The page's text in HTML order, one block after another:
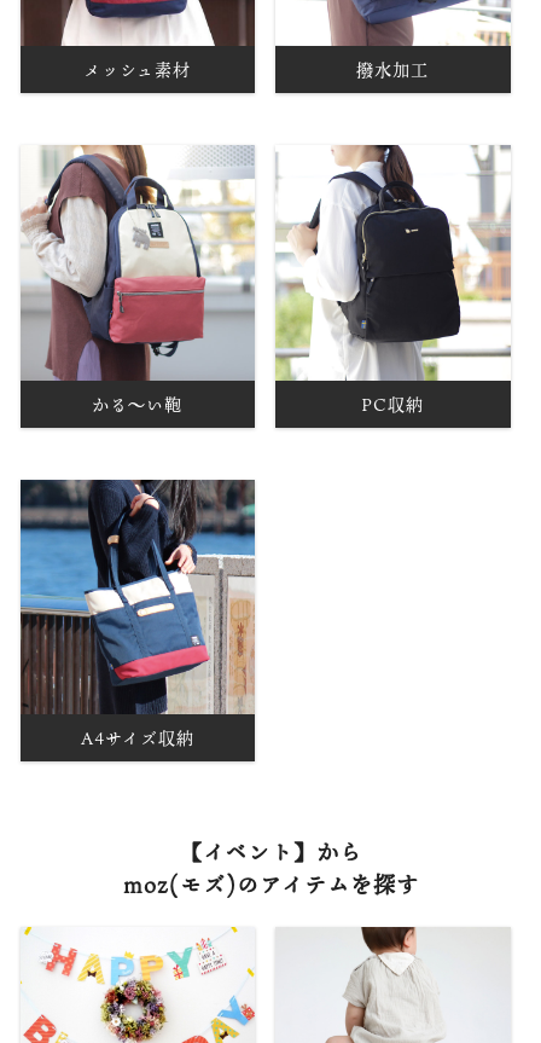
メッシュ素材 撥水加工
かる～い鞄 PC収納
A4サイズ収納
【イベント】から
moz(モズ)のアイテムを探す